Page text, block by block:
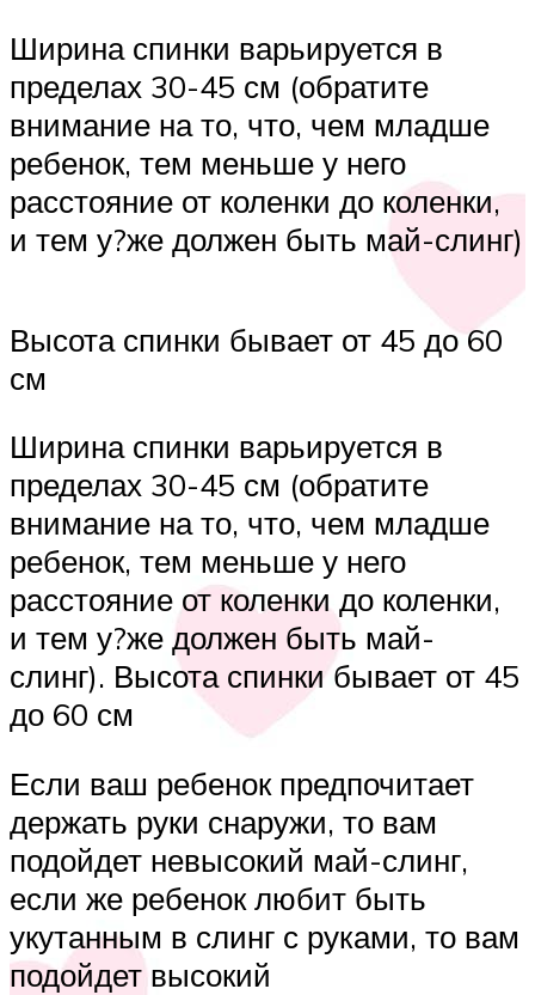
Ширина спинки варьируется в
пределах 30-45 см (обратите
внимание на то, что, чем младше
ребенок, тем меньше у него
расстояние от коленки до коленки,
и тем у?же должен быть май-слинг)
Высота спинки бывает от 45 до 60
см
Ширина спинки варьируется в
пределах 30-45 см (обратите
внимание на то, что, чем младше
ребенок, тем меньше у него
расстояние от коленки до коленки,
и тем у?же должен быть май-
слинг). Высота спинки бывает от 45
до 60 см
Если ваш ребенок предпочитает
держать руки снаружи, то вам
подойдет невысокий май-слинг,
если же ребенок любит быть
укутанным в слинг с руками, то вам
подойдет высокий